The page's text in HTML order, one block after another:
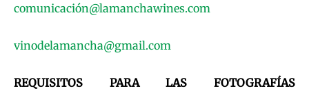
comunicación@lamanchawines.com
vinodelamancha@gmail.com
REQUISITOS PARA LAS FOTOGRAFÍAS